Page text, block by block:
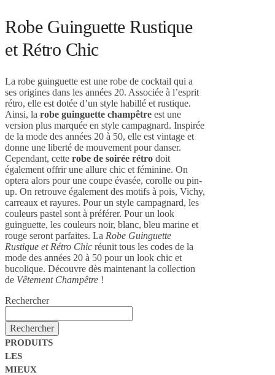
Robe Guinguette Rustique
et Rétro Chic
La robe guinguette est une robe de cocktail qui a
ses origines dans les années 20. Associée à l’esprit
rétro, elle est dotée d’un style habillé et rustique.
Ainsi, la robe guinguette champêtre est une
version plus marquée en style campagnard. Inspirée
de la mode des années 20 à 50, elle est vintage et
donne une liberté de mouvement pour danser.
Cependant, cette robe de soirée rétro doit
également offrir une allure chic et féminine. On
optera alors pour une coupe évasée, corolle ou pin-
up. On retrouve également des motifs à pois, Vichy,
carreaux et rayures. Pour un style campagnard, les
couleurs pastel sont à préférer. Pour un look
guinguette, les couleurs noir, blanc, bleu marine et
rouge seront parfaites. La Robe Guinguette
Rustique et Rétro Chic réunit tous les codes de la
mode des années 20 à 50 pour un look chic et
bucolique. Découvre dès maintenant la collection
de Vêtement Champêtre !
Rechercher
Rechercher
PRODUITS
LES
MIEUX